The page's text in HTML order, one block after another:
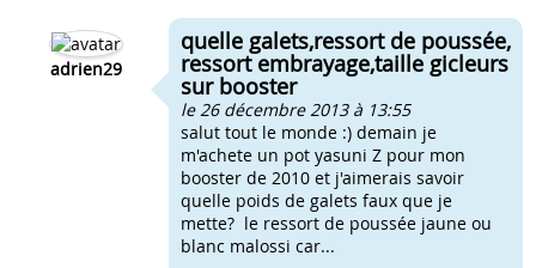
adrien29
quelle galets,ressort de poussée,
ressort embrayage,taille gicleurs
sur booster
le 26 décembre 2013 à 13:55
salut tout le monde :) demain je
m'achete un pot yasuni Z pour mon
booster de 2010 et j'aimerais savoir
quelle poids de galets faux que je
mette? le ressort de poussée jaune ou
blanc malossi car...